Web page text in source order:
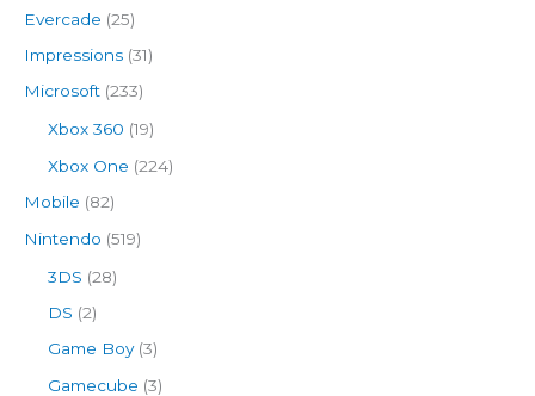
Evercade (25)
Impressions (31)
Microsoft (233)
Xbox 360 (19)
Xbox One (224)
Mobile (82)
Nintendo (519)
3DS (28)
DS (2)
Game Boy(3)
Gamecube (3)